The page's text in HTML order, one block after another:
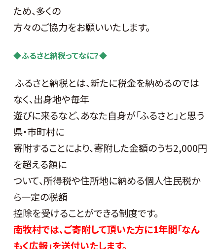
ため、多くの
方々のご協力をお願いいたします。
◆ふるさと納税ってなに？◆
ふるさと納税とは、新たに税金を納めるのでは
なく、出身地や毎年
遊びに来るなど、あなた自身が「ふるさと」と思う
県・市町村に
寄附することにより、寄附した金額のうち2,000円
を超える額に
ついて、所得税や住所地に納める個人住民税か
ら一定の税額
控除を受けることができる制度です。
南牧村では、ご寄附して頂いた方に1年間「なん
もく広報」を送付いたします。